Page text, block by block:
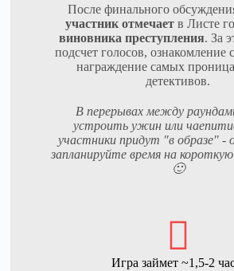
После финального
участник отмечаетв Листе
виновника преступления. За
подсчет голосов, ознакомление
награждение самых
детективов.
В перерывах между
устроить ужин или
участники придут "в образе" -
запланируйте время на
🙂
Игра займет ~1,5-2